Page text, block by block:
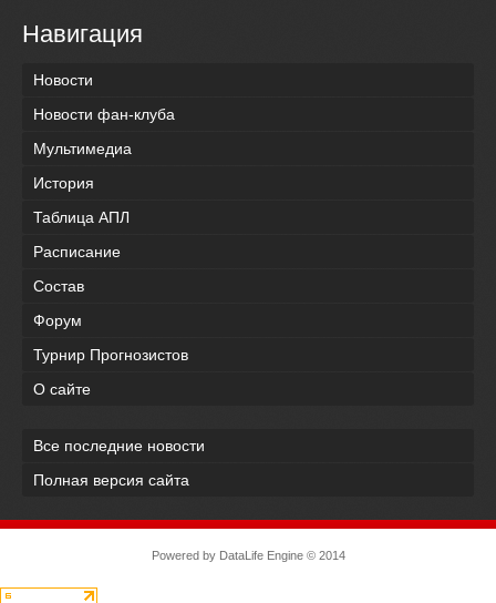
Навигация
Новости
Новости фан-клуба
Мультимедиа
История
Таблица АПЛ
Расписание
Состав
Форум
Турнир Прогнозистов
О сайте
Все последние новости
Полная версия сайта
Powered by DataLife Engine© 2014